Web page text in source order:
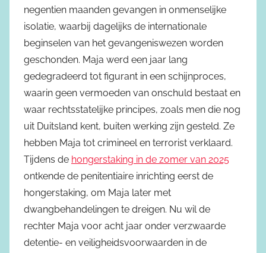
negentien maanden gevangen in onmenselijke
isolatie, waarbij dagelijks de internationale
beginselen van het gevangeniswezen worden
geschonden. Maja werd een jaar lang
gedegradeerd tot figurant in een schijnproces,
waarin geen vermoeden van onschuld bestaat en
waar rechtsstatelijke principes, zoals men die nog
uit Duitsland kent, buiten werking zijn gesteld. Ze
hebben Maja tot crimineel en terrorist verklaard.
Tijdens de hongerstaking in de zomer van 2025
ontkende de penitentiaire inrichting eerst de
hongerstaking, om Maja later met
dwangbehandelingen te dreigen. Nu wil de
rechter Maja voor acht jaar onder verzwaarde
detentie- en veiligheidsvoorwaarden in de